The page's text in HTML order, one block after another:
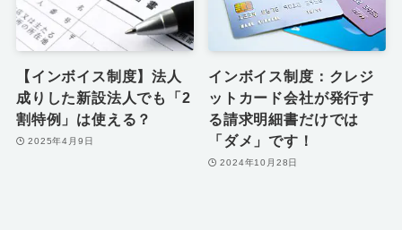
【インボイス制度】法人
成りした新設法人でも「2
割特例」は使える？
2025年4月9日
インボイス制度：クレジ
ットカード会社が発行す
る請求明細書だけでは
「ダメ」です！
2024年10月28日